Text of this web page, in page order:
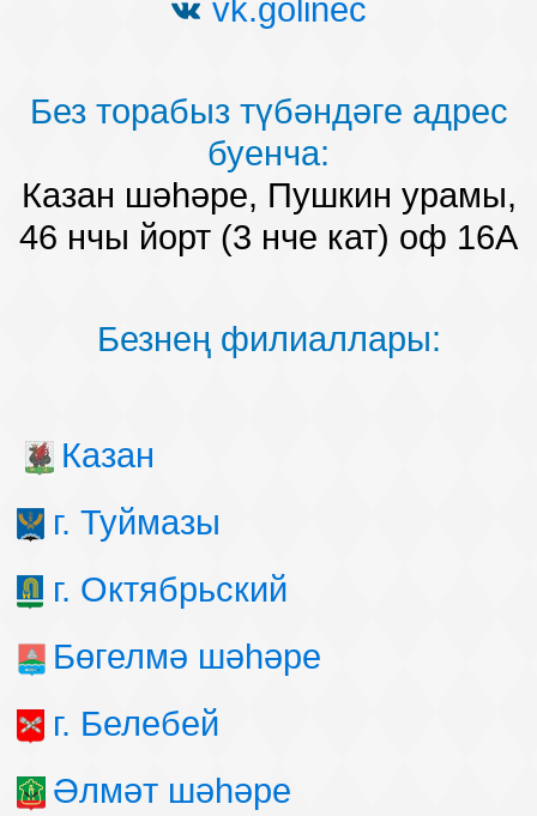
vk.golinec
Без торабыз түбәндәге адрес
буенча:
Казан шәһәре, Пушкин урамы,
46 нчы йорт (3 нче кат) оф 16А
Безнең филиаллары:
Казан
г. Туймазы
г. Октябрьский
Бөгелмә шәһәре
г. Белебей
Әлмәт шәһәре